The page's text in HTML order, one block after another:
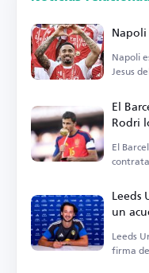
Napoli
Napoli
Jesus
El
Rodri
El
Leeds
un
Leeds
firma